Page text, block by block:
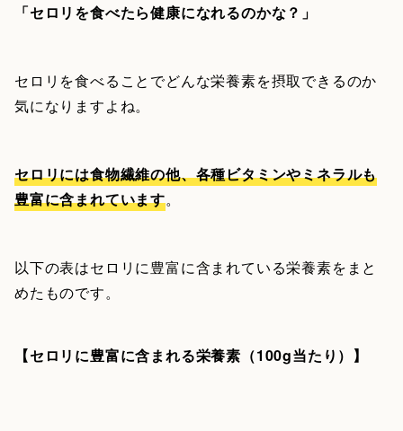
「セロリを食べたら健康になれるのかな？」
セロリを食べることでどんな栄養素を摂取できるのか
気になりますよね。
セロリには食物繊維の他、各種ビタミンやミネラルも
豊富に含まれています。
以下の表はセロリに豊富に含まれている栄養素をまと
めたものです。
【セロリに豊富に含まれる栄養素（100g当たり）】